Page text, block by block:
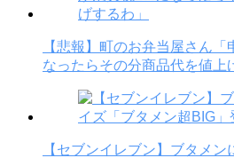
【悲報】町のお弁当屋さん
なったらその分商品代を値上
【セブンイレブン】ブタメ